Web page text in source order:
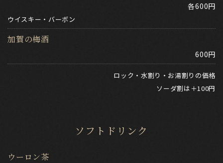
各600円
ウイスキー・バーボン
加賀の梅酒
600円
ロック・水割り・お湯割りの価格
​​​​​​​ソーダ割は＋100円
ソフトドリンク
ウーロン茶